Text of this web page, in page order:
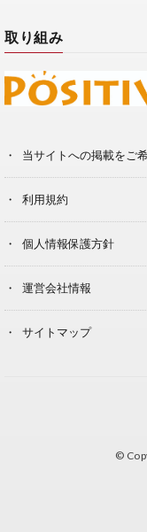
取り組み
当サイトへの掲載をご
利用規約
個人情報保護方針
運営会社情報
サイトマップ
©